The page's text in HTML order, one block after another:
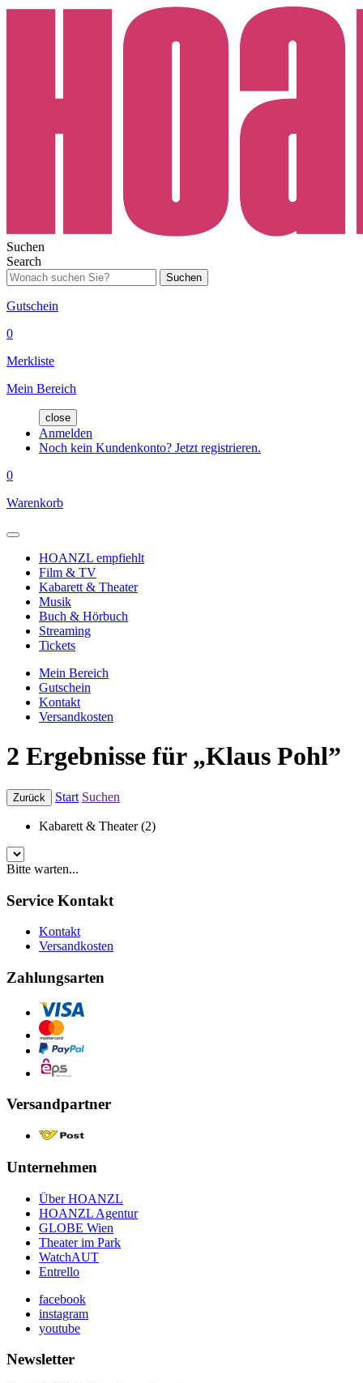
Suchen
Search
Suchen
Gutschein
0
Merkliste
Mein Bereich
close
Anmelden
Noch kein Kundenkonto? Jetzt registrieren.
0
Warenkorb
HOANZL empfiehlt
Film & TV
Kabarett & Theater
Musik
Buch & Hörbuch
Streaming
Tickets
Mein Bereich
Gutschein
Kontakt
Versandkosten
2 Ergebnisse für „Klaus Pohl”
Zurück Start Suchen
Kabarett & Theater (2)
Bitte warten...
Service Kontakt
Kontakt
Versandkosten
Zahlungsarten
Versandpartner
Unternehmen
Über HOANZL
HOANZL Agentur
GLOBE Wien
Theater im Park
WatchAUT
Entrello
facebook
instagram
youtube
Newsletter